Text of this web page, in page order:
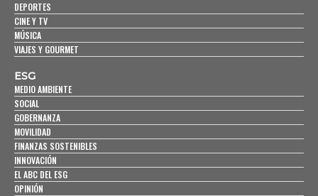
DEPORTES
CINE Y TV
MÚSICA
VIAJES Y GOURMET
ESG
MEDIO AMBIENTE
SOCIAL
GOBERNANZA
MOVILIDAD
FINANZAS SOSTENIBLES
INNOVACIÓN
EL ABC DEL ESG
OPINIÓN